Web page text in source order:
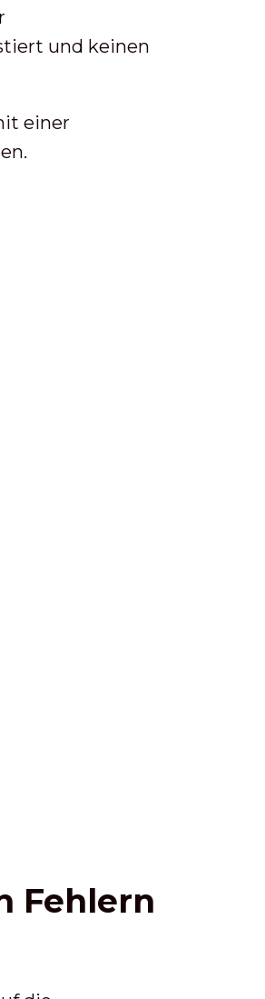
und keinen
einer
Fehlern